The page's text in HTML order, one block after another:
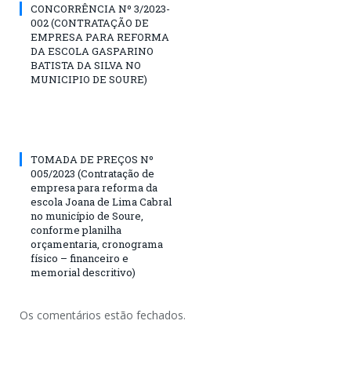
CONCORRÊNCIA Nº 3/2023-
002 (CONTRATAÇÃO DE
EMPRESA PARA REFORMA
DA ESCOLA GASPARINO
BATISTA DA SILVA NO
MUNICIPIO DE SOURE)
TOMADA DE PREÇOS Nº
005/2023 (Contratação de
empresa para reforma da
escola Joana de Lima Cabral
no município de Soure,
conforme planilha
orçamentaria, cronograma
físico – financeiro e
memorial descritivo)
Os comentários estão fechados.